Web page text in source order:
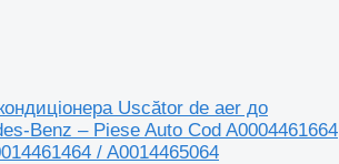
Uscător de aer до
Benz – Piese Auto Cod A0004461664
/ A0014465064